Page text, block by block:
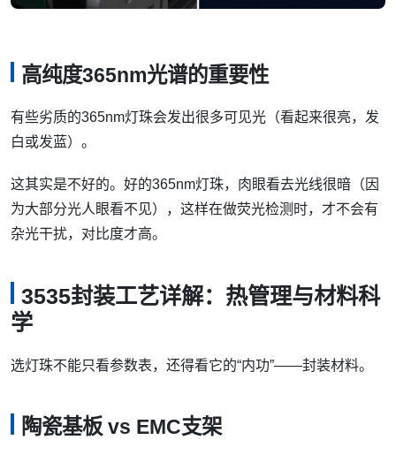
高纯度365nm光谱的重要性
有些劣质的365nm灯珠会发出很多可见光（看起来很亮，发
白或发蓝）。
这其实是不好的。好的365nm灯珠，肉眼看去光线很暗（因
为大部分光人眼看不见），这样在做荧光检测时，才不会有
杂光干扰，对比度才高。
3535封装工艺详解：热管理与材料科
学
选灯珠不能只看参数表，还得看它的“内功”——封装材料。
陶瓷基板 vs EMC支架